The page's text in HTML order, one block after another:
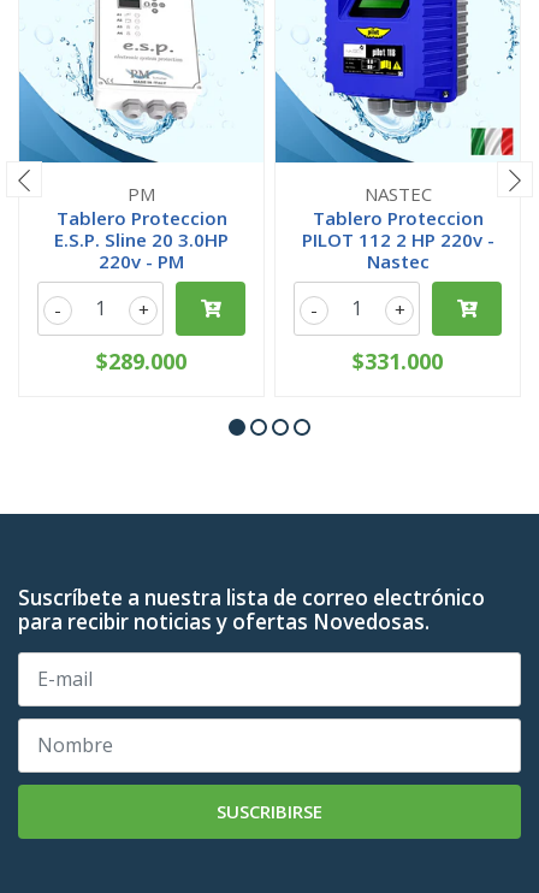
PM
Tablero Proteccion
E.S.P. Sline 20 3.0HP
220v - PM
+
-
$289.000
NASTEC
Tablero Proteccion
PILOT 112 2 HP 220v -
Nastec
+
-
$331.000
Suscríbete a nuestra lista de correo electrónico
para recibir noticias y ofertas Novedosas.
SUSCRIBIRSE